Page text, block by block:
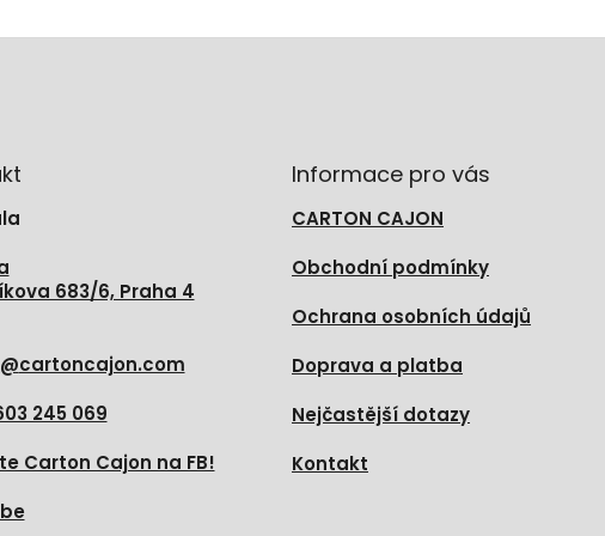
683/6, Praha 4
@cartoncajon.com
245 069
Carton Cajon na FB!
Informace pro vás
CARTON CAJON
Obchodní podmínky
Ochrana osobních údajů
Doprava a platba
Nejčastější dotazy
Kontakt